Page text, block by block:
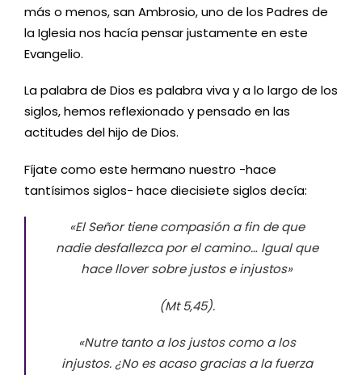
más o menos, san Ambrosio, uno de los Padres de
la Iglesia nos hacía pensar justamente en este
Evangelio.
La palabra de Dios es palabra viva y a lo largo de los
siglos, hemos reflexionado y pensado en las
actitudes del hijo de Dios.
Fíjate como este hermano nuestro -hace
tantísimos siglos- hace diecisiete siglos decía:
«El Señor tiene compasión a fin de que
nadie desfallezca por el camino… Igual que
hace llover sobre justos e injustos»
(Mt 5,45).
«Nutre tanto a los justos como a los
injustos. ¿No es acaso gracias a la fuerza